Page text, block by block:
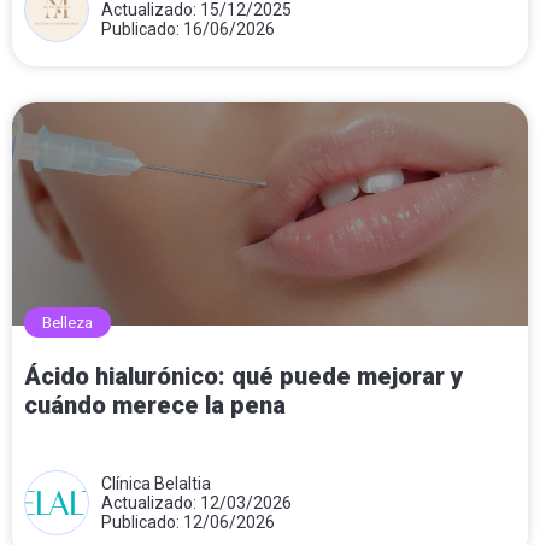
Actualizado: 15/12/2025
Publicado: 16/06/2026
Belleza
Ácido hialurónico: qué puede mejorar y
cuándo merece la pena
Clínica Belaltia
Actualizado: 12/03/2026
Publicado: 12/06/2026